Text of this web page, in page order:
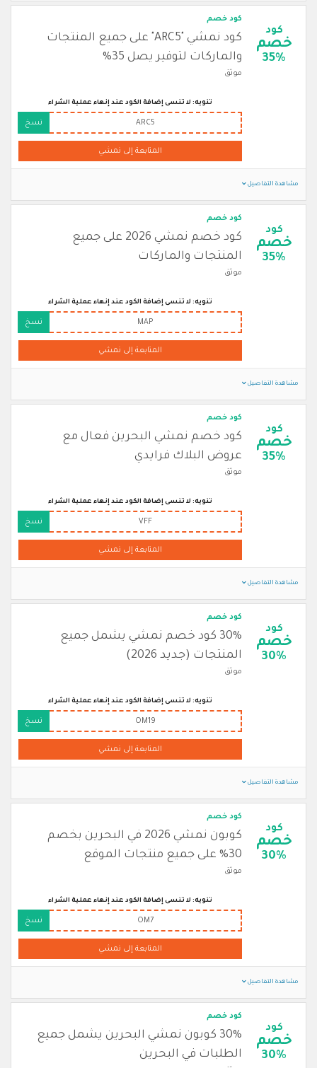
كود
خصم
35%
كود خصم
كود نمشي "ARC5" على جميع المنتجات
والماركات لتوفير يصل 35%
موثق
تنويه: لا تنسى إضافة الكود عند إنهاء عملية الشراء
ARC5 نسخ
المتابعة إلى نمشي
مشاهدة التفاصيل
كود
خصم
35%
كود خصم
كود خصم نمشي 2026 على جميع
المنتجات والماركات
موثق
تنويه: لا تنسى إضافة الكود عند إنهاء عملية الشراء
MAP نسخ
المتابعة إلى نمشي
مشاهدة التفاصيل
كود
خصم
35%
كود خصم
كود خصم نمشي البحرين فعال مع
عروض البلاك فرايدي
موثق
تنويه: لا تنسى إضافة الكود عند إنهاء عملية الشراء
VFF نسخ
المتابعة إلى نمشي
مشاهدة التفاصيل
كود
خصم
30%
كود خصم
30% كود خصم نمشي يشمل جميع
المنتجات (جديد 2026)
موثق
تنويه: لا تنسى إضافة الكود عند إنهاء عملية الشراء
OM19 نسخ
المتابعة إلى نمشي
مشاهدة التفاصيل
كود
خصم
30%
كود خصم
كوبون نمشي 2026 في البحرين بخصم
30% على جميع منتجات الموقع
موثق
تنويه: لا تنسى إضافة الكود عند إنهاء عملية الشراء
OM7 نسخ
المتابعة إلى نمشي
مشاهدة التفاصيل
كود
خصم
30%
كود خصم
30% كوبون نمشي البحرين يشمل جميع
الطلبات في البحرين